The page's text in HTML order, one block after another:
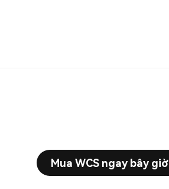
Mua WCS ngay bây giờ